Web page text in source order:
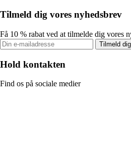
Tilmeld dig vores nyhedsbrev
Få 10 % rabat ved at tilmelde dig vores
Tilmeld dig
Hold kontakten
Find os på sociale medier